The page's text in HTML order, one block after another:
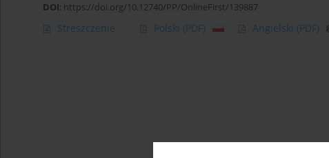
DOI: https://doi.org/10.12740/PP/OnlineFirst/139887
Streszczenie Polski (PDF) Angielski (PDF)